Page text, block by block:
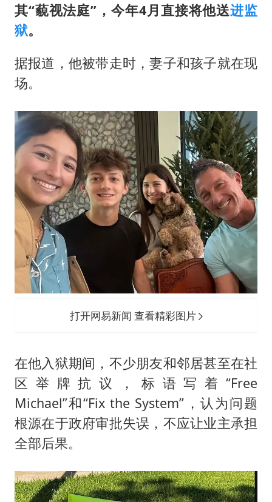
其“藐视法庭”，今年4月直接将他送进监
狱。
据报道，他被带走时，妻子和孩子就在现
场。
打开网易新闻 查看精彩图片
在他入狱期间，不少朋友和邻居甚至在社
区举牌抗议，标语写着“Free
Michael”和“Fix the System”，认为问题
根源在于政府审批失误，不应让业主承担
全部后果。